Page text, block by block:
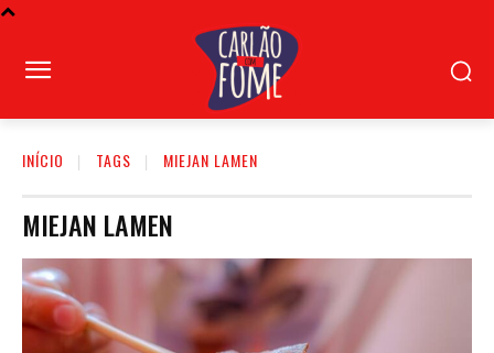
INÍCIO TAGS MIEJAN LAMEN
MIEJAN LAMEN